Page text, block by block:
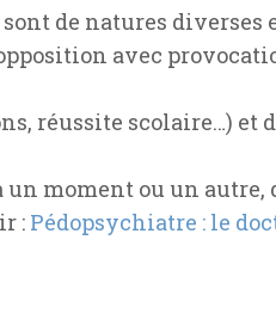
de natures diverses
avec
réussite scolaire…) et
moment ou un autre,
: Pédopsychiatre : le